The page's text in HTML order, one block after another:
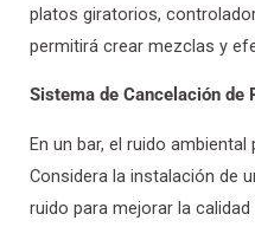
platos giratorios,
permitirá crear mezclas y
Sistema de Cancelación de
En un bar, el ruido
Considera la instalación de
ruido para mejorar la calidad